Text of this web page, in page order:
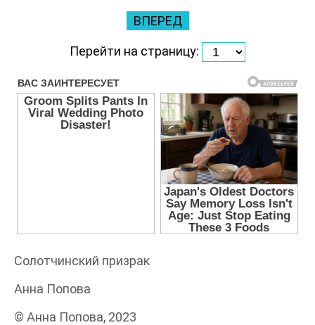
ВПЕРЕД
Перейти на страницу:
Солотчинский призрак
Анна Попова
© Анна Попова, 2023